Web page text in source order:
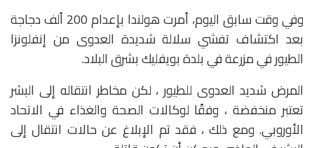
وفي وقت سابق اليوم، أمرت هولندا بإعدام 200 ألف دجاجة
بعد اكتشاف تفشي سلالة شديدة العدوى من إنفلونزا
الطيور في مزرعة في بلدة بويفليك بشرق البلاد.
المرض شديد العدوى للطيور ، لكن مخاطر انتقاله إلى البشر
تعتبر منخفضة ، وفقًا لوكالات الصحة والغذاء في الاتحاد
الأوروبي. ومع ذلك ، فقد تم الإبلاغ عن حالات انتقال إلى